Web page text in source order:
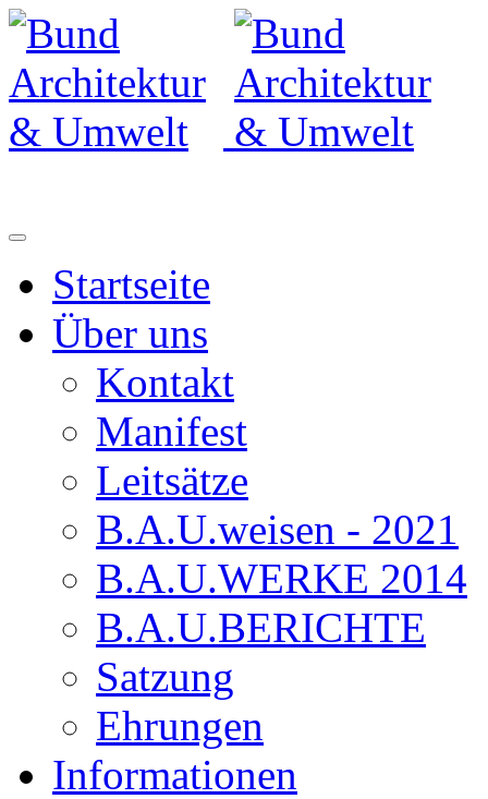
Startseite
Über uns
Kontakt
Manifest
Leitsätze
B.A.U.weisen - 2021
B.A.U.WERKE 2014
B.A.U.BERICHTE
Satzung
Ehrungen
Informationen